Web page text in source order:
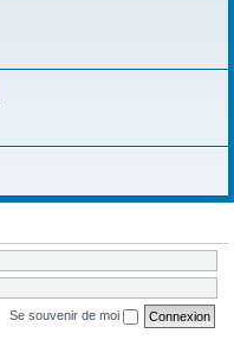
Se souvenir de moi